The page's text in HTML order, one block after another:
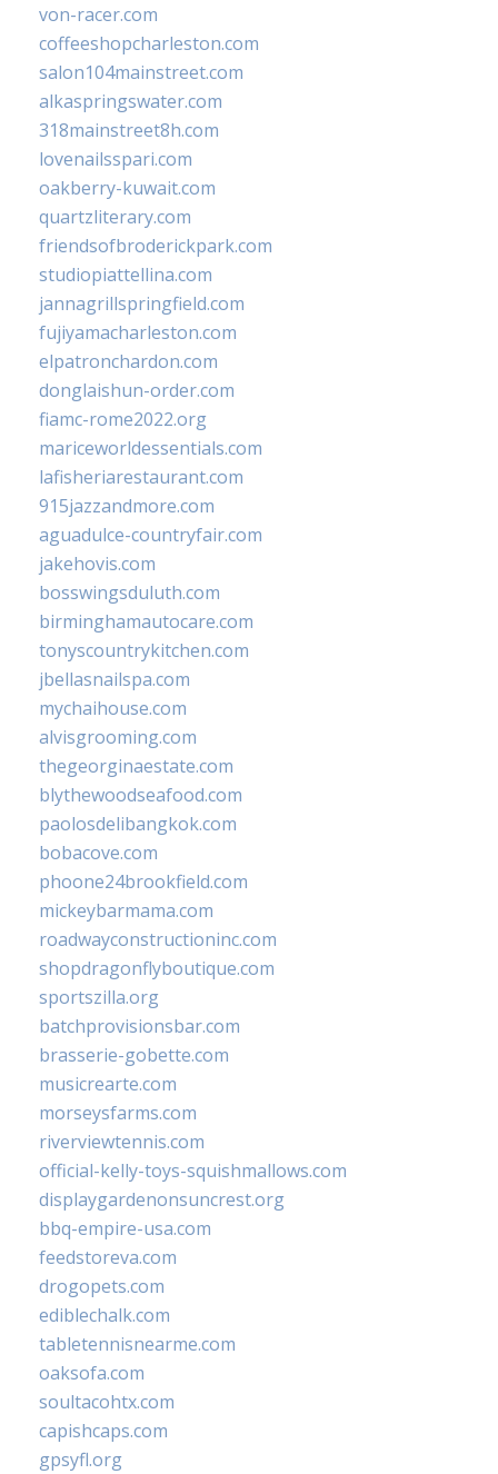
von-racer.com
coffeeshopcharleston.com
salon104mainstreet.com
alkaspringswater.com
318mainstreet8h.com
lovenailsspari.com
oakberry-kuwait.com
quartzliterary.com
friendsofbroderickpark.com
studiopiattellina.com
jannagrillspringfield.com
fujiyamacharleston.com
elpatronchardon.com
donglaishun-order.com
fiamc-rome2022.org
mariceworldessentials.com
lafisheriarestaurant.com
915jazzandmore.com
aguadulce-countryfair.com
jakehovis.com
bosswingsduluth.com
birminghamautocare.com
tonyscountrykitchen.com
jbellasnailspa.com
mychaihouse.com
alvisgrooming.com
thegeorginaestate.com
blythewoodseafood.com
paolosdelibangkok.com
bobacove.com
phoone24brookfield.com
mickeybarmama.com
roadwayconstructioninc.com
shopdragonflyboutique.com
sportszilla.org
batchprovisionsbar.com
brasserie-gobette.com
musicrearte.com
morseysfarms.com
riverviewtennis.com
official-kelly-toys-squishmallows.com
displaygardenonsuncrest.org
bbq-empire-usa.com
feedstoreva.com
drogopets.com
ediblechalk.com
tabletennisnearme.com
oaksofa.com
soultacohtx.com
capishcaps.com
gpsyfl.org